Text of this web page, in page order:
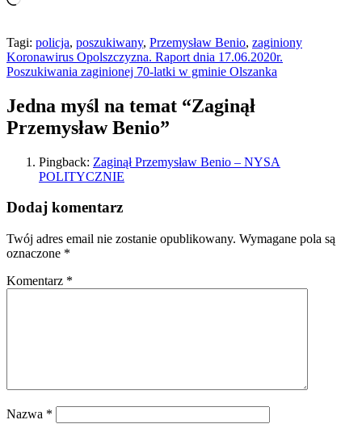
Tagi: policja, poszukiwany, Przemysław Benio, zaginiony
Nawigacja
wpisu
Koronawirus Opolszczyzna. Raport dnia 17.06.2020r.
Poszukiwania zaginionej 70-latki w gminie Olszanka
Jedna myśl na temat “Zaginął
Przemysław Benio”
Pingback: Zaginął Przemysław Benio – NYSA
POLITYCZNIE
Dodaj komentarz
Twój adres email nie zostanie opublikowany. Wymagane pola są
oznaczone *
Komentarz *
Nazwa *